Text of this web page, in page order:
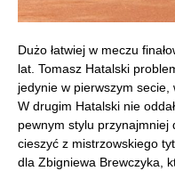
Dużo łatwiej w meczu
lat. Tomasz Hatalski
jedynie w pierwszym
W drugim Hatalski nie
pewnym stylu przynajmniej
cieszyć z mistrzowskiego
dla Zbigniewa Brewczyka,